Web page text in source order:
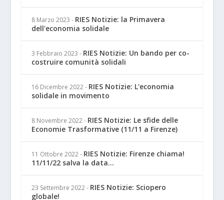
8 Marzo 2023 - RIES Notizie: la Primavera
dell'economia solidale
3 Febbraio 2023 - RIES Notizie: Un bando per co-
costruire comunità solidali
16 Dicembre 2022 - RIES Notizie: L'economia
solidale in movimento
8 Novembre 2022 - RIES Notizie: Le sfide delle
Economie Trasformative (11/11 a Firenze)
11 Ottobre 2022 - RIES Notizie: Firenze chiama!
11/11/22 salva la data...
23 Settembre 2022 - RIES Notizie: Sciopero
globale!